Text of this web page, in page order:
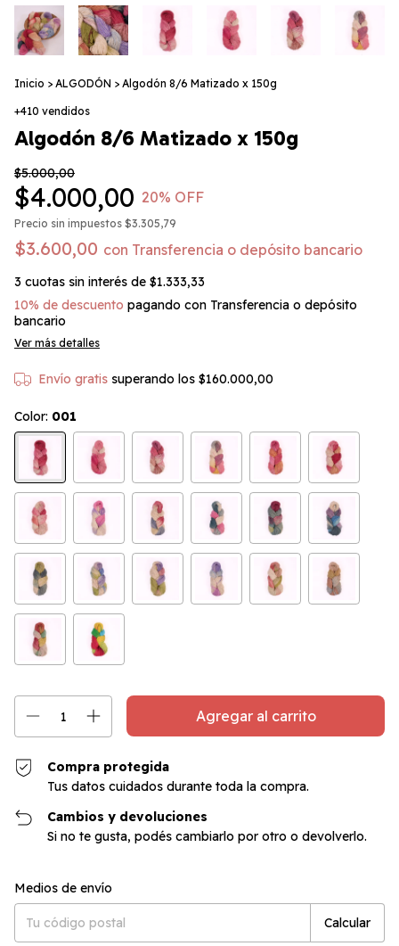
Inicio > ALGODÓN > Algodón 8/6 Matizado x 150g
+410 vendidos
Algodón 8/6 Matizado x 150g
$5.000,00
$4.000,00 20% OFF
Precio sin impuestos $3.305,79
$3.600,00 con Transferencia o depósito bancario
3 cuotas sin interés de $1.333,33
10% de descuento pagando con Transferencia o depósito
bancario
Ver más detalles
Envío gratis superando los $160.000,00
Color: 001
Compra protegida
Tus datos cuidados durante toda la compra.
Cambios y devoluciones
Si no te gusta, podés cambiarlo por otro o devolverlo.
Entregas para el CP:
Medios de envío
Calcular